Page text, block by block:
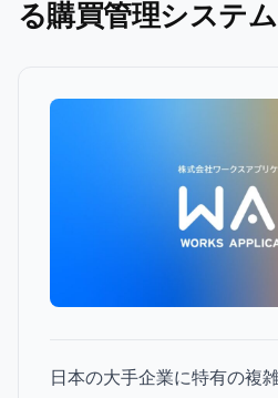
る購買管理システム
日本の大手企業に特有の複